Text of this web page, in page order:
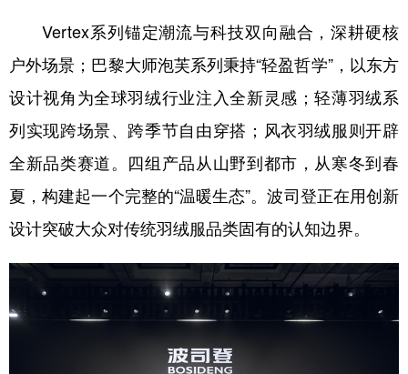
新疆 内蒙古 黑龙江
多语种频道
English Español Français عربى
Vertex系列锚定潮流与科技双向融合，深耕硬核
户外场景；巴黎大师泡芙系列秉持“轻盈哲学”，以东方
设计视角为全球羽绒行业注入全新灵感；轻薄羽绒系
列实现跨场景、跨季节自由穿搭；风衣羽绒服则开辟
全新品类赛道。四组产品从山野到都市，从寒冬到春
夏，构建起一个完整的“温暖生态”。波司登正在用创新
设计突破大众对传统羽绒服品类固有的认知边界。